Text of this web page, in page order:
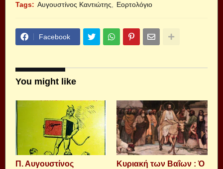
Tags: Αυγουστίνος Καντιώτης Εορτολόγιο
Facebook
You might like
Π. Αυγουστίνος
Κυριακή των Βαΐων : Ὁ